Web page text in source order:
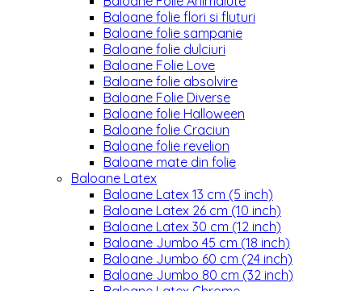
Baloane folie flori si fluturi
Baloane folie sampanie
Baloane folie dulciuri
Baloane Folie Love
Baloane folie absolvire
Baloane Folie Diverse
Baloane folie Halloween
Baloane folie Craciun
Baloane folie revelion
Baloane mate din folie
Baloane Latex
Baloane Latex 13 cm (5 inch)
Baloane Latex 26 cm (10 inch)
Baloane Latex 30 cm (12 inch)
Baloane Jumbo 45 cm (18 inch)
Baloane Jumbo 60 cm (24 inch)
Baloane Jumbo 80 cm (32 inch)